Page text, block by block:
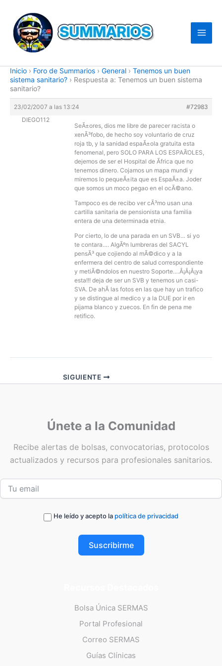
contenido
Inicio › Foro de Summarios › General › Tenemos un buen
sistema sanitario? › Respuesta a: Tenemos un buen sistema
sanitario?
23/02/2007 a las 13:24
#72983
DIEGO112
SeÃ±ores, dios me libre de parecer racista o
xenÃ³fobo, de hecho soy voluntario de cruz
roja tb, y la sanidad espaÃ±ola gratuita esta
fenomenal, pero SOLO PARA LOS ESPAÃ‘OLES,
dejemos de ser el Hospital de Ãfrica que no
tenemos dinero. Cojamos un mapa mundi y
miremos lo pequeÃ±ita que es EspaÃ±a. Joder
que somos un moco pegao en el ocÃ©ano.
Tampoco es de recibo ver cÃ³mo usan una
cartilla sanitaria de pensionista una familia
entera de una determinada etnia.
Por cierto, lo de una parada en un SVB… si yo
te contara…. AlgÃºn lumbreras del SACYL
pensÃ³ que cojiendo al mÃ©dico y a la
enfermera del centro de salud correspondiente
y metiÃ©ndolos en nuestro Soporte….Â¡Â¡Â¡ya
esta!!! deja de ser un SVB y tenemos un casi-
SVA. De ahÃ­ las fotos en las que hay un trafico
y se distingue al medico y a la DUE por ir en
pijama blanco y zuecos. En fin de pena me
retifico.
SIGUIENTE
Únete a la Comunidad
Recibe alertas de bolsas, convocatorias, protocolos
actualizados y recursos para profesionales sanitarios.
He leído y acepto la política de privacidad
Suscribirme
Bolsa Única SERMAS
Portal Profesional
Correo SERMAS
Guías Clínicas